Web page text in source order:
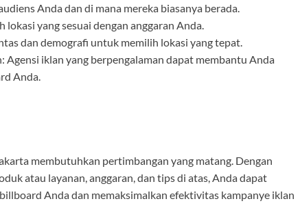
Anda dan di mana mereka biasanya berada.
yang sesuai dengan anggaran Anda.
dan demografi untuk memilih lokasi yang tepat.
Agensi iklan yang berpengalaman dapat membantu Anda
Anda.
membutuhkan pertimbangan yang matang. Dengan
atau layanan, anggaran, dan tips di atas, Anda dapat
Anda dan memaksimalkan efektivitas kampanye iklan